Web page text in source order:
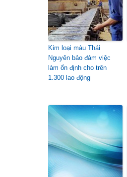
Kim loại màu Thái
Nguyên bảo đảm việc
làm ổn định cho trên
1.300 lao động